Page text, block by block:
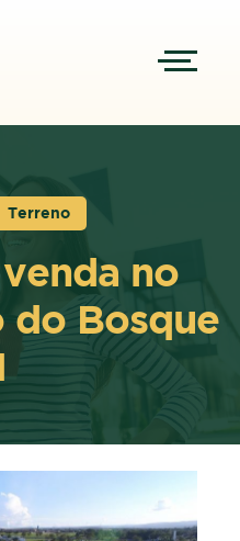
Terreno
no
do Bosque